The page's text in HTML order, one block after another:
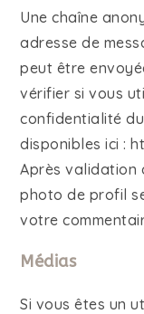
Une chaîne
adresse de
peut être
vérifier si vous
confidentialité
disponibles ici :
Après validation
photo de profil
votre
Médias
Si vous êtes un